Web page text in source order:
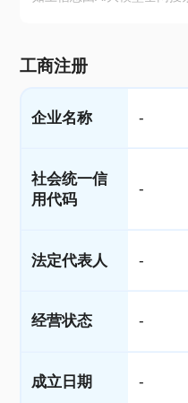
工商注册
企业名称 -
社会统一信
用代码
-
法定代表人 -
经营状态 -
成立日期 -